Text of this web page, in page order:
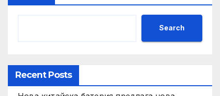
Search
Recent Posts